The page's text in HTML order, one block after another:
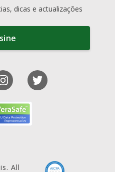
dicas e actualizações
All